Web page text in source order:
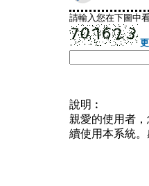
請輸入您在下圖中
說明︰
親愛的使用者
續使用本系統。